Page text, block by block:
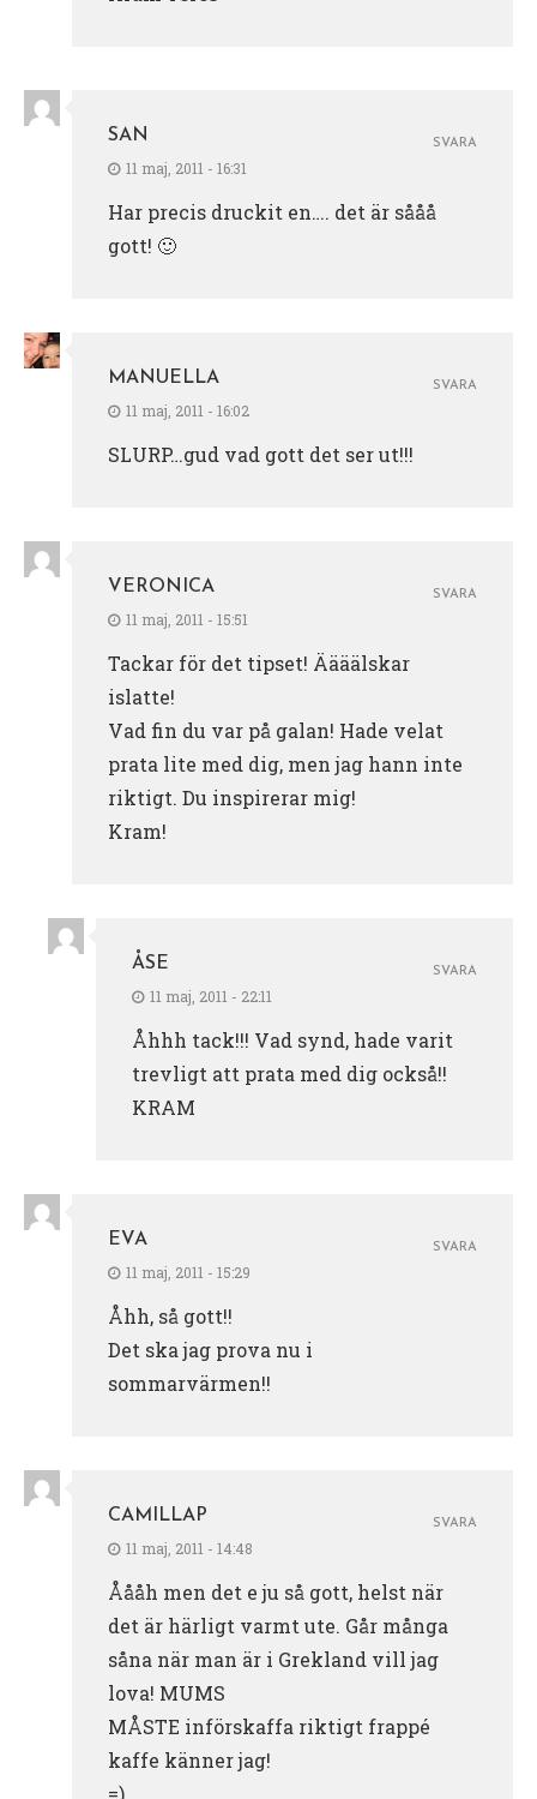
SAN
11 maj, 2011 - 16:31
Har precis druckit en…. det är sååå
gott! 🙂
SVARA
MANUELLA
11 maj, 2011 - 16:02
SLURP…gud vad gott det ser ut!!!
SVARA
VERONICA
11 maj, 2011 - 15:51
Tackar för det tipset! Äääälskar
islatte!
Vad fin du var på galan! Hade velat
prata lite med dig, men jag hann inte
riktigt. Du inspirerar mig!
Kram!
SVARA
ÅSE
11 maj, 2011 - 22:11
Åhhh tack!!! Vad synd, hade varit
trevligt att prata med dig också!!
KRAM
SVARA
EVA
11 maj, 2011 - 15:29
Åhh, så gott!!
Det ska jag prova nu i
sommarvärmen!!
SVARA
CAMILLAP
11 maj, 2011 - 14:48
Åååh men det e ju så gott, helst när
det är härligt varmt ute. Går många
såna när man är i Grekland vill jag
lova! MUMS
MÅSTE införskaffa riktigt frappé
kaffe känner jag!
=)
SVARA